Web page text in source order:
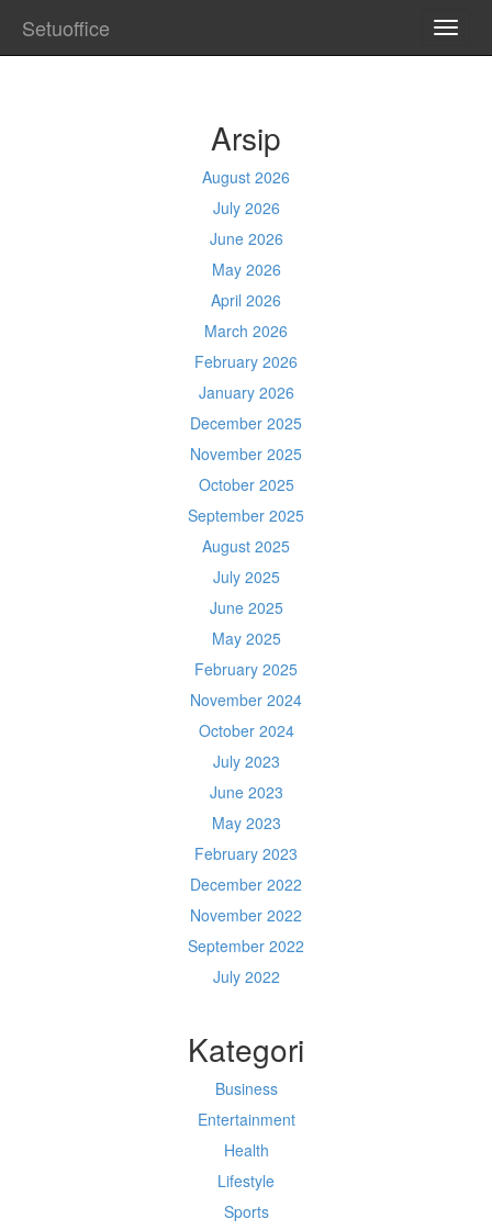
Setuoffice
Arsip
August 2026
July 2026
June 2026
May 2026
April 2026
March 2026
February 2026
January 2026
December 2025
November 2025
October 2025
September 2025
August 2025
July 2025
June 2025
May 2025
February 2025
November 2024
October 2024
July 2023
June 2023
May 2023
February 2023
December 2022
November 2022
September 2022
July 2022
Kategori
Business
Entertainment
Health
Lifestyle
Sports